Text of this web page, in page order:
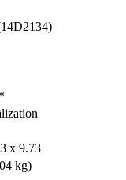
x 9.73
kg)